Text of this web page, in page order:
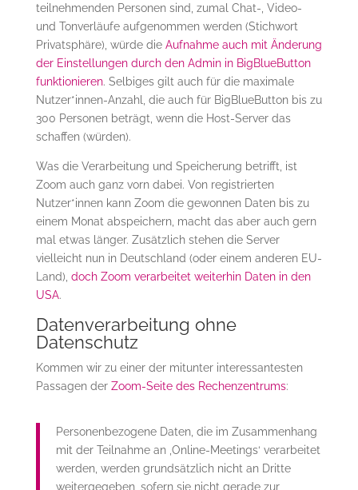
teilnehmenden Personen sind, zumal Chat-, Video-
und Tonverläufe aufgenommen werden (Stichwort
Privatsphäre), würde die Aufnahme auch mit Änderung
der Einstellungen durch den Admin in BigBlueButton
funktionieren. Selbiges gilt auch für die maximale
Nutzer*innen-Anzahl, die auch für BigBlueButton bis zu
300 Personen beträgt, wenn die Host-Server das
schaffen (würden).
Was die Verarbeitung und Speicherung betrifft, ist
Zoom auch ganz vorn dabei. Von registrierten
Nutzer*innen kann Zoom die gewonnen Daten bis zu
einem Monat abspeichern, macht das aber auch gern
mal etwas länger. Zusätzlich stehen die Server
vielleicht nun in Deutschland (oder einem anderen EU-
Land), doch Zoom verarbeitet weiterhin Daten in den
USA.
Datenverarbeitung ohne
Datenschutz
Kommen wir zu einer der mitunter interessantesten
Passagen der Zoom-Seite des Rechenzentrums:
Personenbezogene Daten, die im Zusammenhang
mit der Teilnahme an ‚Online-Meetings‘ verarbeitet
werden, werden grundsätzlich nicht an Dritte
weitergegeben, sofern sie nicht gerade zur